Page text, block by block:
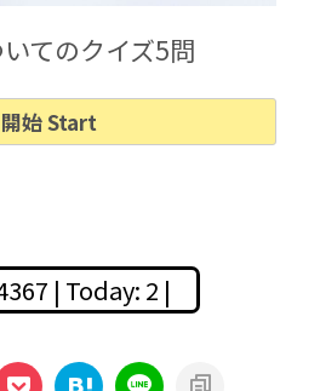
てのクイズ5問
| Today: 2 |